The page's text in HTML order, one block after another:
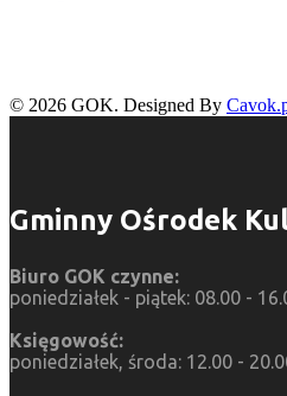
© 2026 GOK. Designed By
Gminny Ośrodek
Biuro GOK czynne:
poniedziałek - piątek: 08.00 -
Księgowość:
poniedziałek, środa: 12.00 -